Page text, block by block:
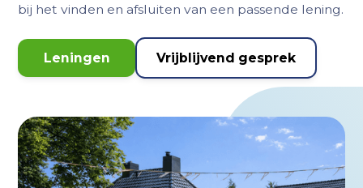
bij het vinden en afsluiten van een passende lening.
Leningen Vrijblijvend gesprek